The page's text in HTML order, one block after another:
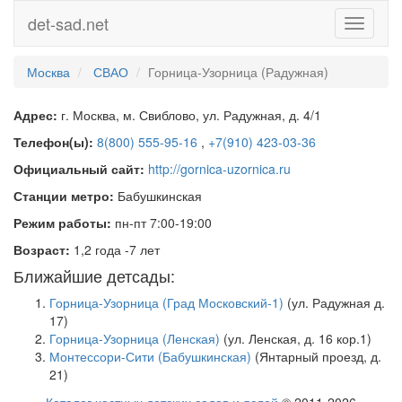
Toggle
det-sad.net
Москва СВАО Горница-Узорница (Радужная)
Адрес: г. Москва, м. Свиблово, ул. Радужная, д. 4/1
Телефон(ы): 8(800) 555-95-16 , +7(910) 423-03-36
Официальный сайт: http://gornica-uzornica.ru
Станции метро: Бабушкинская
Режим работы: пн-пт 7:00-19:00
Возраст: 1,2 года -7 лет
Ближайшие детсады:
Горница-Узорница (Град Московский-1) (ул. Радужная д.
17)
Горница-Узорница (Ленская) (ул. Ленская, д. 16 кор.1)
Монтессори-Сити (Бабушкинская) (Янтарный проезд, д.
21)